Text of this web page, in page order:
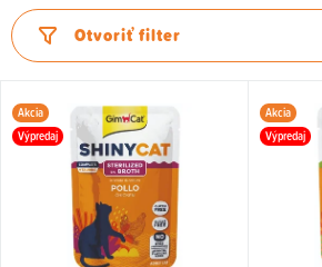
d
e
n
i
e
Otvoriť filter
V
ýAkcia
Výpredaj
Akcia
Výpredaj